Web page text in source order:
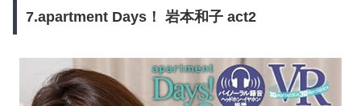
7.apartment Days！ 岩本和子 act2